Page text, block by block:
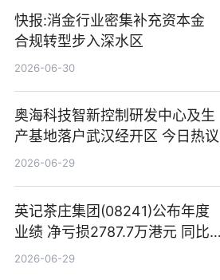
快报:消金行业密集补充资本金
合规转型步入深水区
2026-06-30
奥海科技智新控制研发中心及生
产基地落户武汉经开区 今日热议
2026-06-29
英记茶庄集团(08241)公布年度
业绩 净亏损2787.7万港元 同比
扩大65.15% 焦点速读
2026-06-29